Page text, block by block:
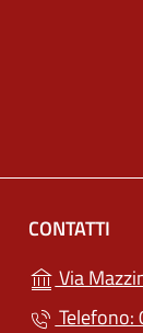
CONTATTI
Via